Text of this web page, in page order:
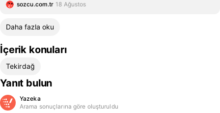
sozcu.com.tr 18 Ağustos
Daha fazla oku
İçerik konuları
Tekirdağ
Yanıt bulun
Yazeka
Arama sonuçlarına göre oluşturuldu